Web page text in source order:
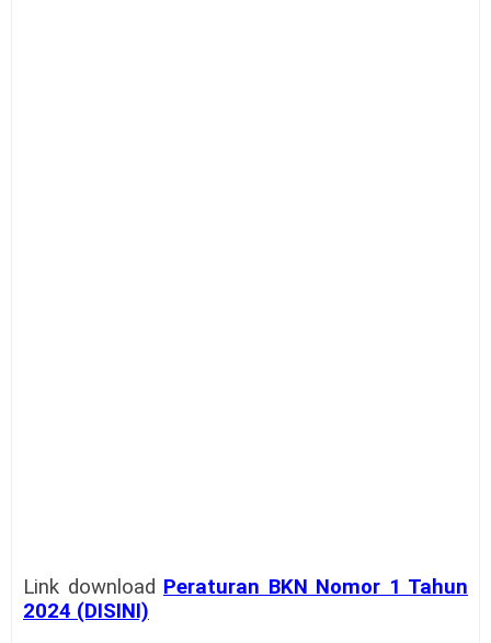
Link download Peraturan BKN Nomor 1 Tahun
2024 (DISINI)